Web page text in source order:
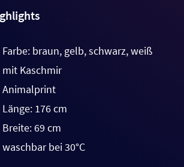
Farbe: braun, gelb, schwarz, weiß
mit Kaschmir
Animalprint
Länge: 176 cm
Breite: 69 cm
waschbar bei 30°C